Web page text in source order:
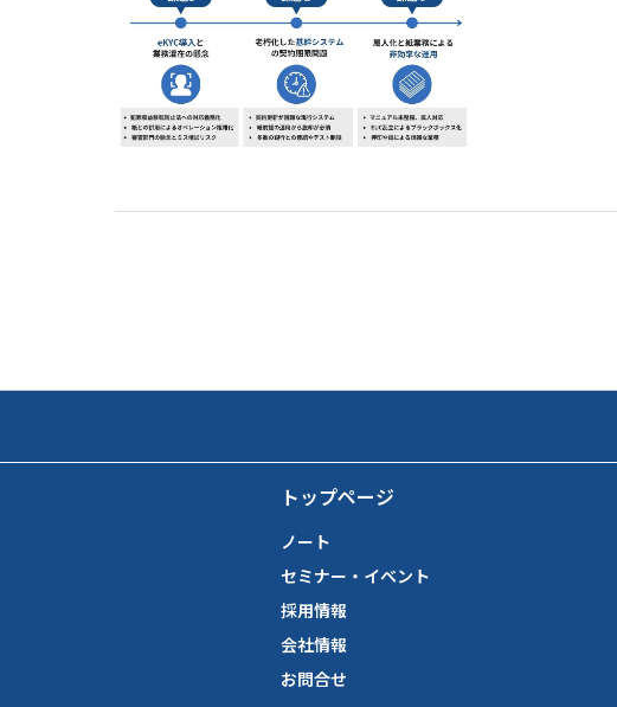
トップページ
ノート
セミナー・イベント
採用情報
会社情報
お問合せ